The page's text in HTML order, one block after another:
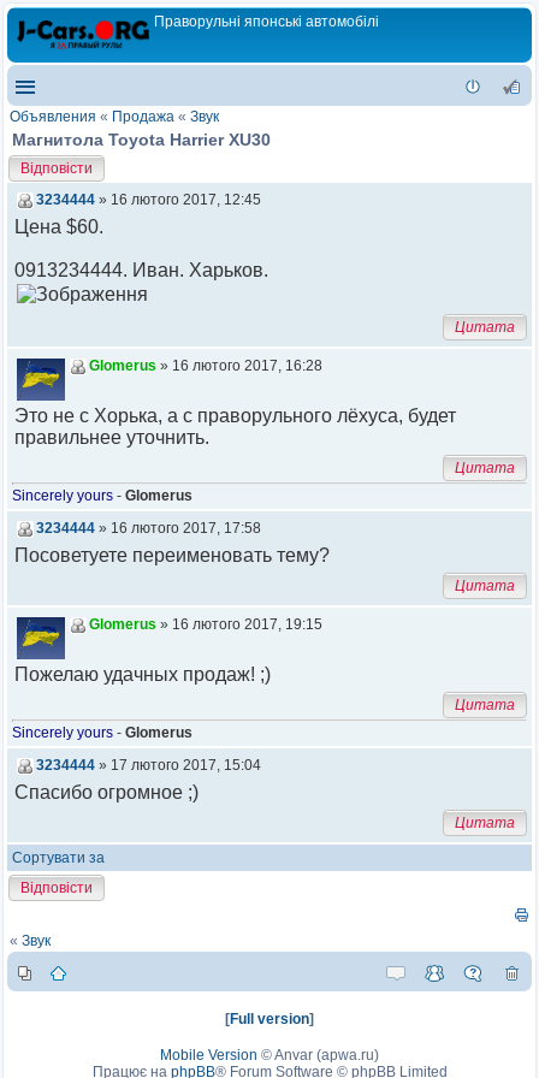
Праворульні японські автомобілі
Объявления « Продажа « Звук
Магнитола Toyota Harrier XU30
Відповісти
3234444 » 16 лютого 2017, 12:45
Цена $60.
0913234444. Иван. Харьков.
Цитата
Glomerus » 16 лютого 2017, 16:28
Это не с Хорька, а с праворульного лёхуса, будет
правильнее уточнить.
Цитата
Sincerely yours - Glomerus
3234444 » 16 лютого 2017, 17:58
Посоветуете переименовать тему?
Цитата
Glomerus » 16 лютого 2017, 19:15
Пожелаю удачных продаж! ;)
Цитата
Sincerely yours - Glomerus
3234444 » 17 лютого 2017, 15:04
Спасибо огромное ;)
Цитата
Сортувати за
Відповісти
« Звук
[Full version]
Mobile Version ©Anvar (apwa.ru)
Працює на phpBB® Forum Software © phpBB Limited